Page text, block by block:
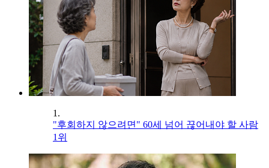
1.
"후회하지 않으려면" 60세 넘어 끊어내야 할 사람
1위